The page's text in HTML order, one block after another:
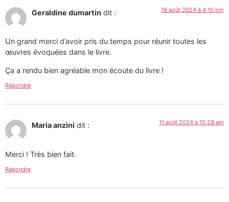
Geraldine dumartin dit : 18 août 2024 à 4:10 pm
Un grand merci d’avoir pris du temps pour réunir toutes les
œuvres évoquées dans le livre.
Ça a rendu bien agréable mon écoute du livre !
Répondre
Maria anzini dit : 11 août 2024 à 10:28 am
Merci ! Très bien fait.
Répondre